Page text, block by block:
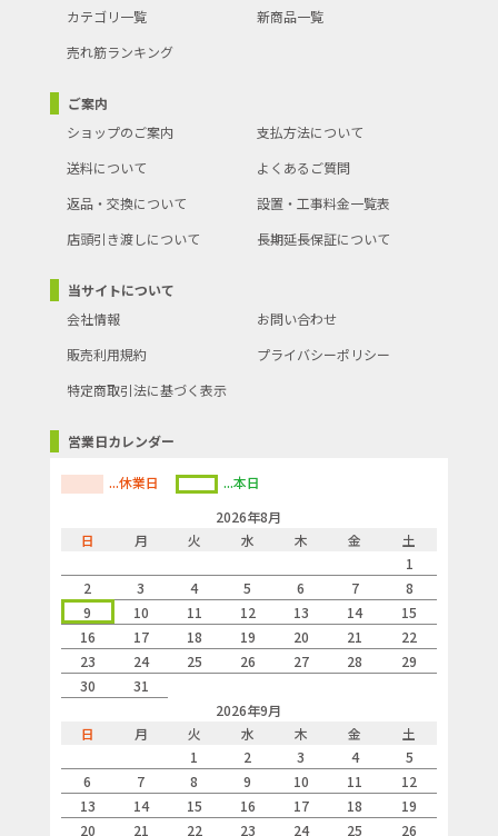
カテゴリ一覧
新商品一覧
売れ筋ランキング
ご案内
ショップのご案内
支払方法について
送料について
よくあるご質問
返品・交換について
設置・工事料金一覧表
店頭引き渡しについて
長期延長保証について
当サイトについて
会社情報
お問い合わせ
販売利用規約
プライバシーポリシー
特定商取引法に基づく表示
営業日カレンダー
...休業日
...本日
2026年8月
日
月 火 水 木 金
土
1
2
3 4 5 6 7
8
9
10 11 12 13 14
15
16
17 18 19 20 21
22
23
24 25 26 27 28
29
30
31
2026年9月
日
月 火 水 木 金
土
1
2 3 4
5
6
7 8 9 10 11
12
13
14 15 16 17 18
19
20
21 22 23 24 25 26